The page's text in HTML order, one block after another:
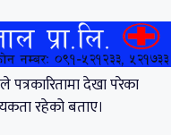
देखा परेका
रहेको बताए।